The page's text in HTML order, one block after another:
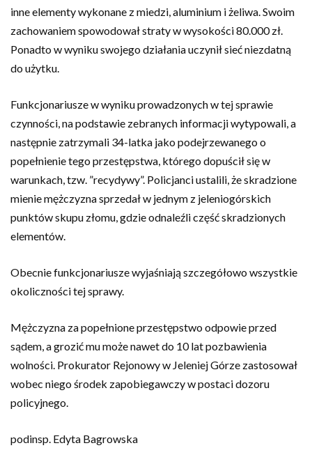
inne elementy wykonane z miedzi, aluminium i żeliwa. Swoim
zachowaniem spowodował straty w wysokości 80.000 zł.
Ponadto w wyniku swojego działania uczynił sieć niezdatną
do użytku.
Funkcjonariusze w wyniku prowadzonych w tej sprawie
czynności, na podstawie zebranych informacji wytypowali, a
następnie zatrzymali 34-latka jako podejrzewanego o
popełnienie tego przestępstwa, którego dopuścił się w
warunkach, tzw. ”recydywy”. Policjanci ustalili, że skradzione
mienie mężczyzna sprzedał w jednym z jeleniogórskich
punktów skupu złomu, gdzie odnaleźli część skradzionych
elementów.
Obecnie funkcjonariusze wyjaśniają szczegółowo wszystkie
okoliczności tej sprawy.
Mężczyzna za popełnione przestępstwo odpowie przed
sądem, a grozić mu może nawet do 10 lat pozbawienia
wolności. Prokurator Rejonowy w Jeleniej Górze zastosował
wobec niego środek zapobiegawczy w postaci dozoru
policyjnego.
podinsp. Edyta Bagrowska